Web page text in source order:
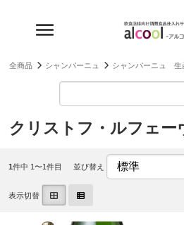
全商品 シャンパーニュ シャンパーニュ 生
クリストフ・ルフェー
1件中 1〜1件目 並び替え
表示切替